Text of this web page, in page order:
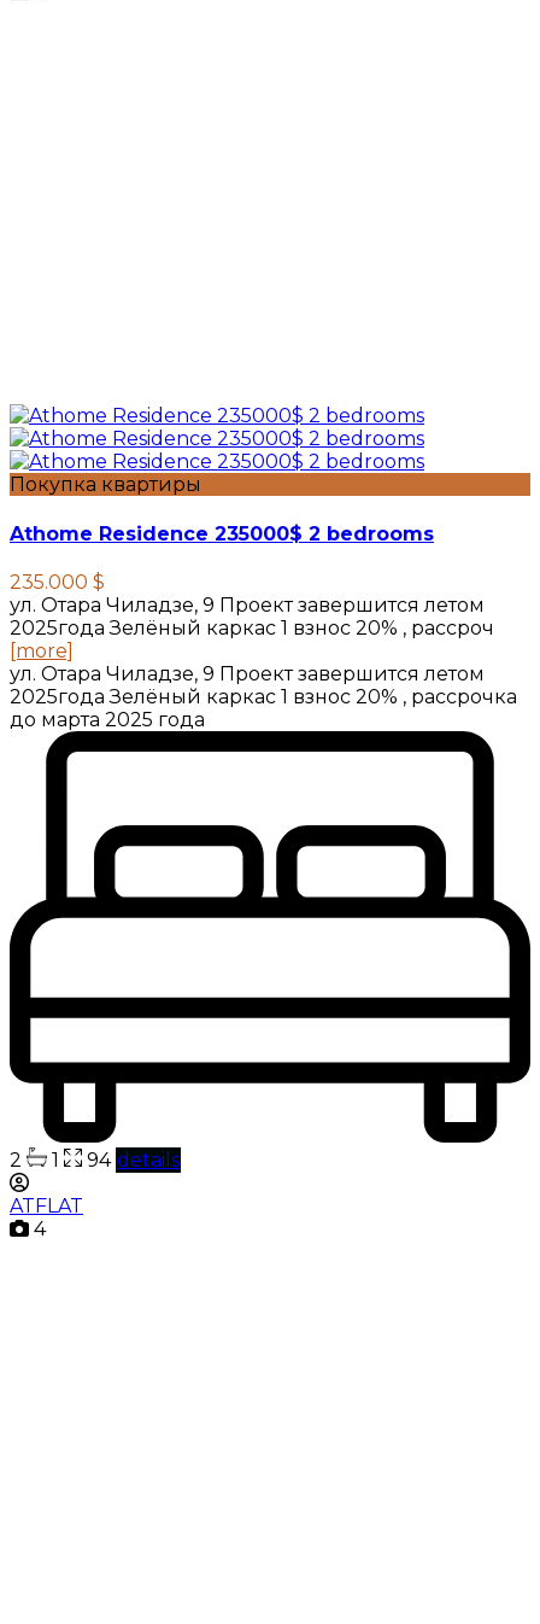
Покупка квартиры
Athome Residence 235000$ 2 bedrooms
235.000 $
ул. Отара Чиладзе, 9 Проект завершится летом
2025года Зелёный каркас 1 взнос 20% , рассроч
[more]
ул. Отара Чиладзе, 9 Проект завершится летом
2025года Зелёный каркас 1 взнос 20% , рассрочка
до марта 2025 года
2 1 94 details
ATFLAT
4